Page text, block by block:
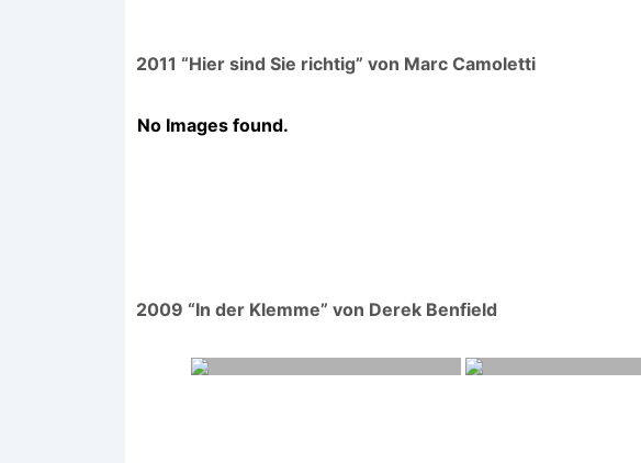
2011 “Hier sind Sie richtig” von Marc Camoletti
No Images found.
2009 “In der Klemme” von Derek Benfield